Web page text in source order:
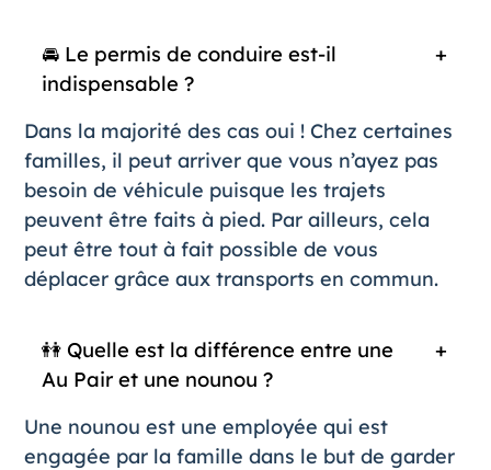
🚘 Le permis de conduire est-il
indispensable ?
Dans la majorité des cas oui ! Chez certaines
familles, il peut arriver que vous n’ayez pas
besoin de véhicule puisque les trajets
peuvent être faits à pied. Par ailleurs, cela
peut être tout à fait possible de vous
déplacer grâce aux transports en commun.
👭 Quelle est la différence entre une
Au Pair et une nounou ?
Une nounou est une employée qui est
engagée par la famille dans le but de garder